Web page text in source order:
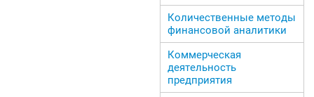
Количественные методы
финансовой аналитики
Коммерческая
деятельность
предприятия